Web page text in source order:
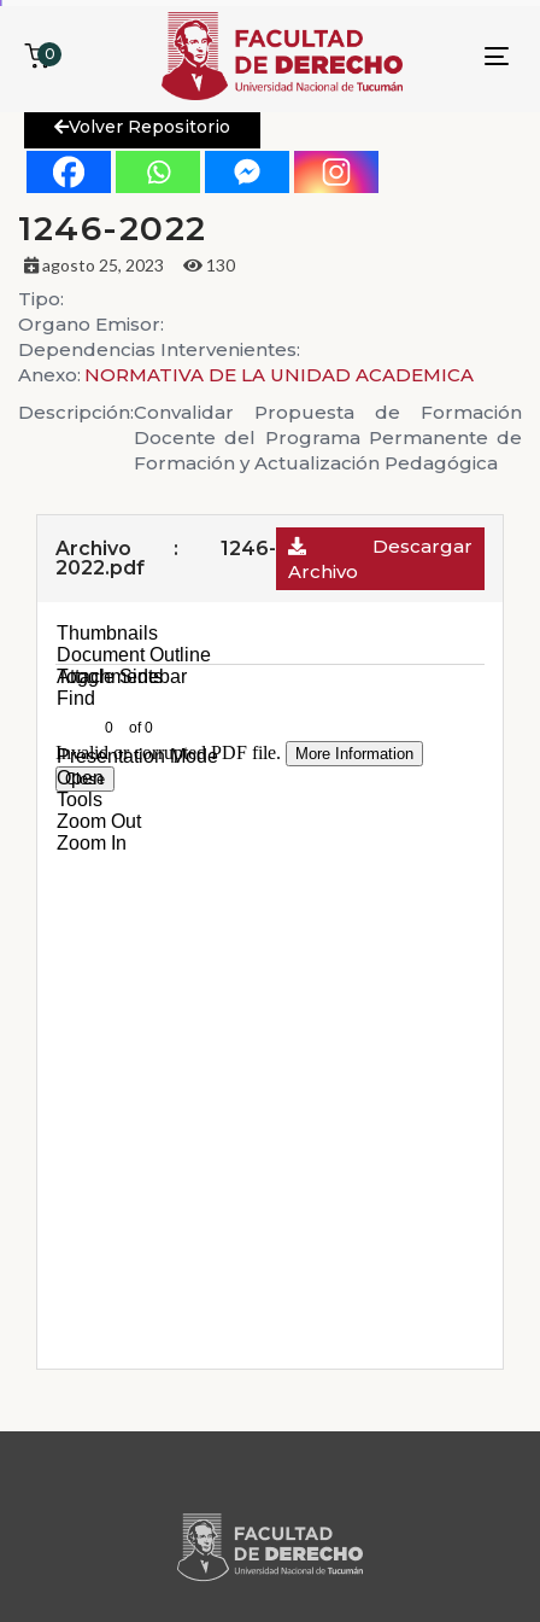
0
Volver Repositorio
1246-2022
agosto 25, 2023 130
Tipo:
Organo Emisor:
Dependencias Intervenientes:
Anexo: NORMATIVA DE LA UNIDAD ACADEMICA
Descripción:Convalidar Propuesta de Formación
Docente del Programa Permanente de
Formación y Actualización Pedagógica
Archivo : 1246-
2022.pdf
Descargar
Archivo